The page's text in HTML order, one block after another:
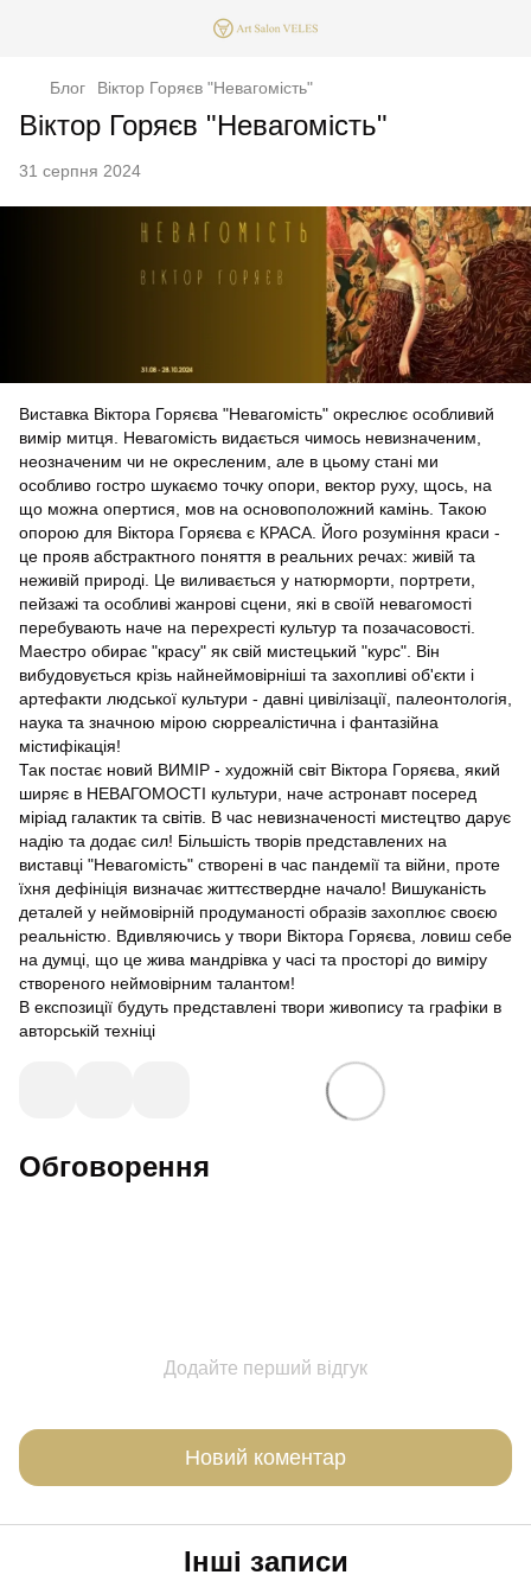
Блог Віктор Горяєв "Невагомість"
Віктор Горяєв "Невагомість"
31 серпня 2024
Виставка Віктора Горяєва "Невагомість" окреслює особливий
вимір митця. Невагомість видається чимось невизначеним,
неозначеним чи не окресленим, але в цьому стані ми
особливо гостро шукаємо точку опори, вектор руху, щось, на
що можна опертися, мов на основоположний камінь. Такою
опорою для Віктора Горяєва є КРАСА. Його розуміння краси -
це прояв абстрактного поняття в реальних речах: живій та
неживій природі. Це виливається у натюрморти, портрети,
пейзажі та особливі жанрові сцени, які в своїй невагомості
перебувають наче на перехресті культур та позачасовості.
Маестро обирає "красу" як свій мистецький "курс". Він
вибудовується крізь найнеймовірніші та захопливі об'єкти і
артефакти людської культури - давні цивілізації, палеонтологія,
наука та значною мірою сюрреалістична і фантазійна
містифікація!
Так постає новий ВИМІР - художній світ Віктора Горяєва, який
ширяє в НЕВАГОМОСТІ культури, наче астронавт посеред
міріад галактик та світів. В час невизначеності мистецтво дарує
надію та додає сил! Більшість творів представлених на
виставці "Невагомість" створені в час пандемії та війни, проте
їхня дефініція визначає життєствердне начало! Вишуканість
деталей у неймовірній продуманості образів захоплює своєю
реальністю. Вдивляючись у твори Віктора Горяєва, ловиш себе
на думці, що це жива мандрівка у часі та просторі до виміру
створеного неймовірним талантом!
В експозиції будуть представлені твори живопису та графіки в
авторській техніці
Обговорення
Додайте перший відгук
Новий коментар
Інші записи